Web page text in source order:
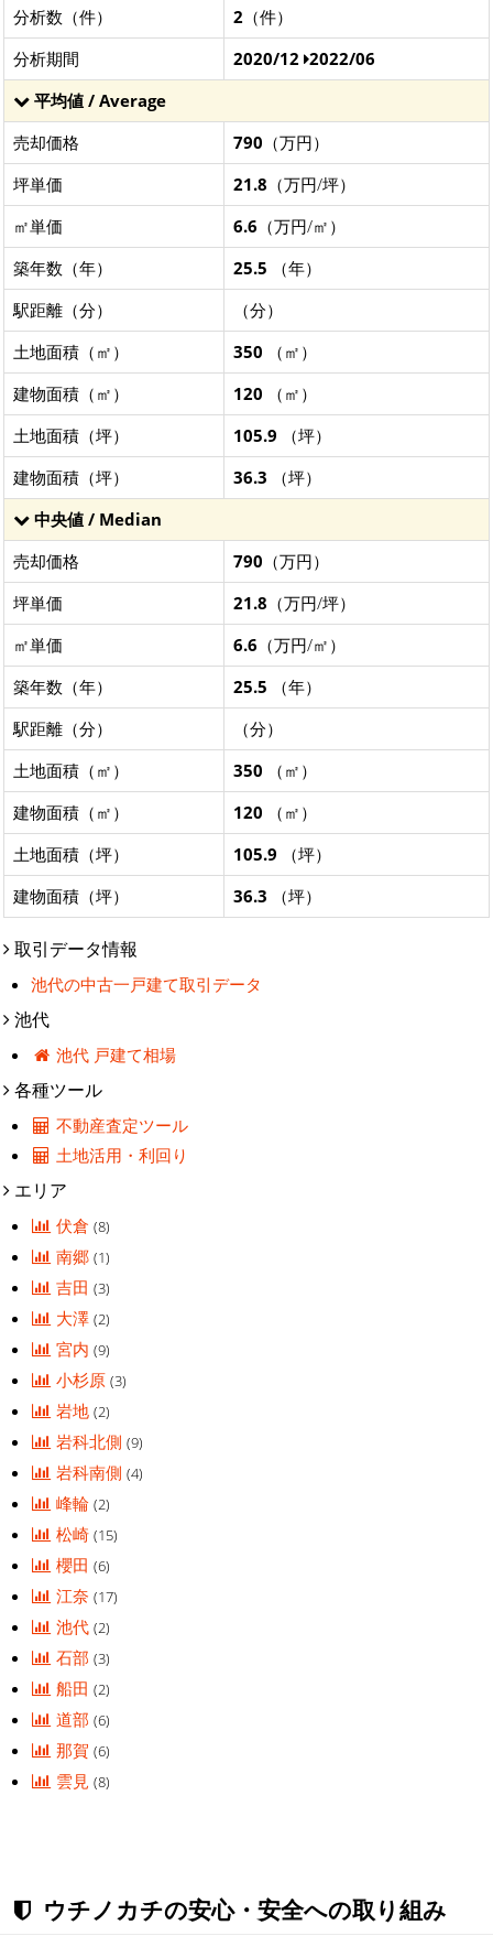
分析数（件）
2 （件）
分析期間
2020/12 2022/06
平均値 / Average
売却価格
790 （万円）
坪単価
21.8 （万円/坪）
㎡単価
6.6 （万円/㎡）
築年数（年）
25.5 （年）
駅距離（分）
（分）
土地面積（㎡）
350 （㎡）
建物面積（㎡）
120 （㎡）
土地面積（坪）
105.9 （坪）
建物面積（坪）
36.3 （坪）
中央値 / Median
売却価格
790 （万円）
坪単価
21.8 （万円/坪）
㎡単価
6.6 （万円/㎡）
築年数（年）
25.5 （年）
駅距離（分）
（分）
土地面積（㎡）
350 （㎡）
建物面積（㎡）
120 （㎡）
土地面積（坪）
105.9 （坪）
建物面積（坪）
36.3 （坪）
取引データ情報
池代の中古一戸建て取引データ
池代
池代 戸建て相場
各種ツール
不動産査定ツール
土地活用・利回り
エリア
伏倉(8)
南郷(1)
吉田(3)
大澤(2)
宮内(9)
小杉原(3)
岩地(2)
岩科北側(9)
岩科南側(4)
峰輪(2)
松崎(15)
櫻田(6)
江奈(17)
池代(2)
石部(3)
船田(2)
道部(6)
那賀(6)
雲見(8)
ウチノカチの安心・安全への取り組み